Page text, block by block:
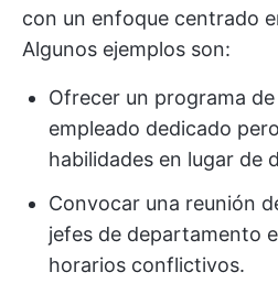
con un enfoque centrado
Algunos ejemplos son:
Ofrecer un programa
empleado dedicado
habilidades en lugar de
Convocar una reunión
jefes de departamento
horarios conflictivos.